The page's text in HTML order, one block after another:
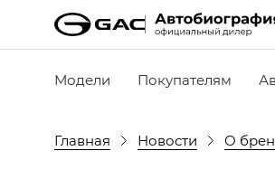
Модели Покупателям
Главная Новости О